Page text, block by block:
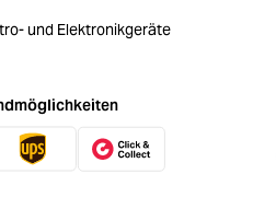
und Elektronikgeräte